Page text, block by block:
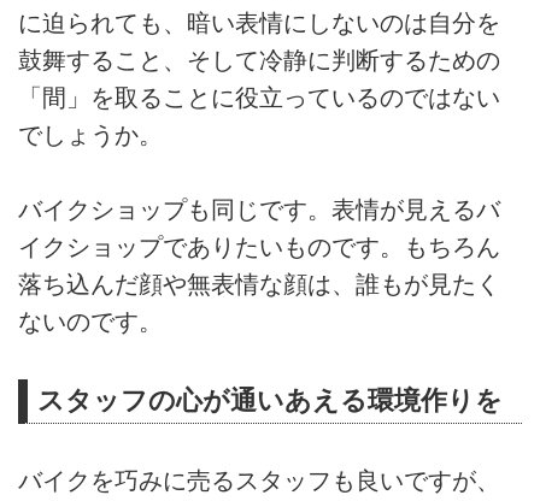
に迫られても、暗い表情にしないのは自分を
鼓舞すること、そして冷静に判断するための
「間」を取ることに役立っているのではない
でしょうか。
バイクショップも同じです。表情が見えるバ
イクショップでありたいものです。もちろん
落ち込んだ顔や無表情な顔は、誰もが見たく
ないのです。
スタッフの心が通いあえる環境作りを
バイクを巧みに売るスタッフも良いですが、